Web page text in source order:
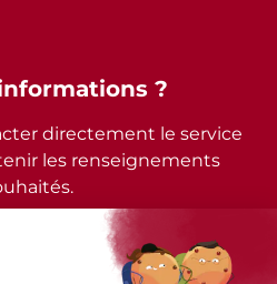
?
directement le service
les renseignements
- Tous droits réservés